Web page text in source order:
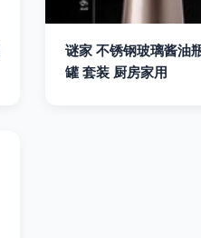
谜家 不锈钢玻璃酱油
罐 套装 厨房家用